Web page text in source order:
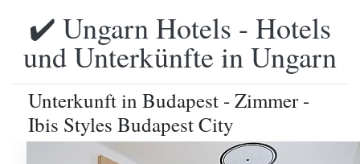
✔️ Ungarn Hotels - Hotels
und Unterkünfte in Ungarn
Unterkunft in Budapest - Zimmer -
Ibis Styles Budapest City